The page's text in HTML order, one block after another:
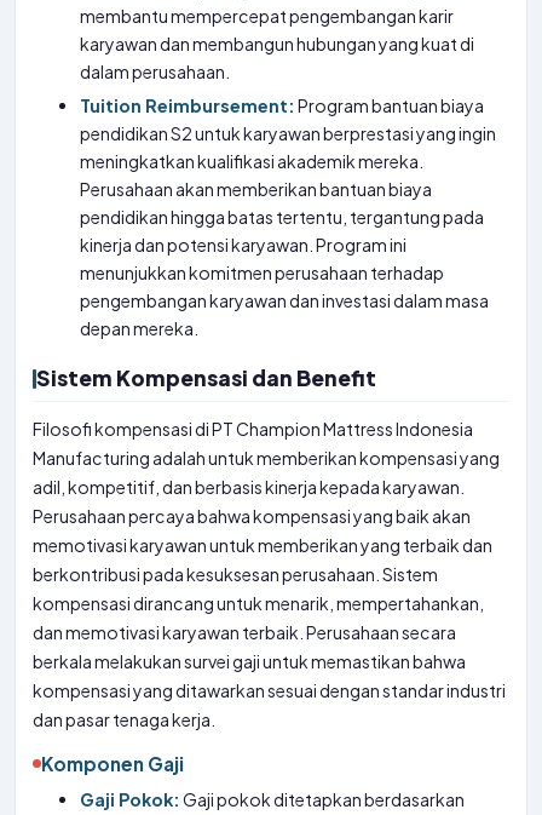
membantu mempercepat pengembangan karir
karyawan dan membangun hubungan yang kuat di
dalam perusahaan.
Tuition Reimbursement: Program bantuan biaya
pendidikan S2 untuk karyawan berprestasi yang ingin
meningkatkan kualifikasi akademik mereka.
Perusahaan akan memberikan bantuan biaya
pendidikan hingga batas tertentu, tergantung pada
kinerja dan potensi karyawan. Program ini
menunjukkan komitmen perusahaan terhadap
pengembangan karyawan dan investasi dalam masa
depan mereka.
Sistem Kompensasi dan Benefit
Filosofi kompensasi di PT Champion Mattress Indonesia
Manufacturing adalah untuk memberikan kompensasi yang
adil, kompetitif, dan berbasis kinerja kepada karyawan.
Perusahaan percaya bahwa kompensasi yang baik akan
memotivasi karyawan untuk memberikan yang terbaik dan
berkontribusi pada kesuksesan perusahaan. Sistem
kompensasi dirancang untuk menarik, mempertahankan,
dan memotivasi karyawan terbaik. Perusahaan secara
berkala melakukan survei gaji untuk memastikan bahwa
kompensasi yang ditawarkan sesuai dengan standar industri
dan pasar tenaga kerja.
Komponen Gaji
Gaji Pokok: Gaji pokok ditetapkan berdasarkan